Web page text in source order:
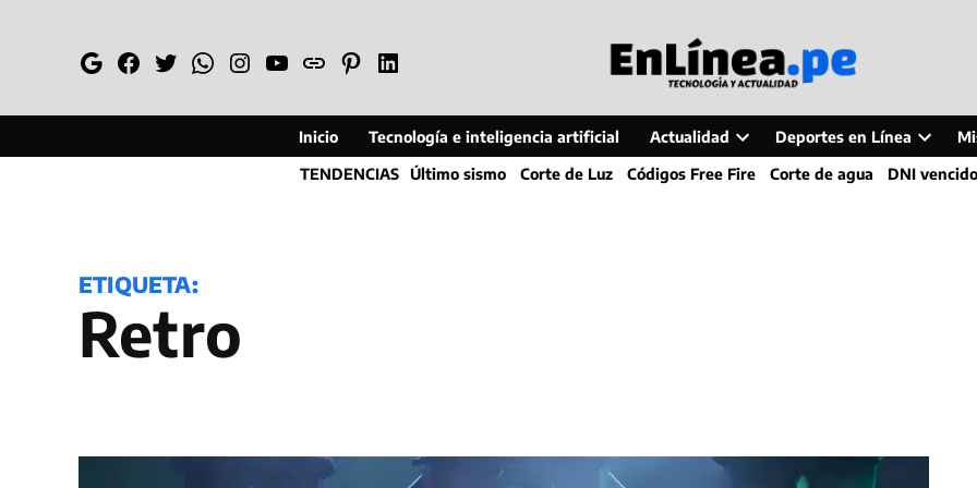
GoogleFacebook
TwitterWhatsapp
Instagram
YouTube
WebPinterestLinkedin
Inicio Tecnología e inteligencia artificial Actualidad
Open
dropdown
Deportes en Línea
Open
dropdown
TENDENCIAS Último sismo Corte de Luz Códigos Free Fire Corte de agua DNI vencido
ETIQUETA:
retro